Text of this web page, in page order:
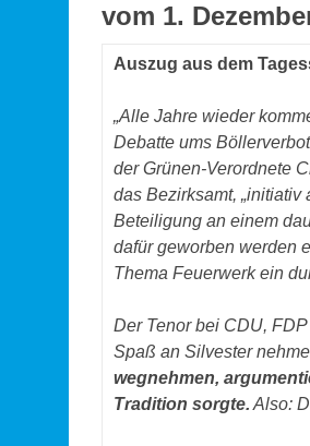
vom 1.
Auszug aus dem
„Alle Jahre wieder
Debatte ums
der Grünen-Verordnete
das Bezirksamt,
Beteiligung an einem
dafür geworben werden
Thema Feuerwerk ein
Der Tenor bei CDU,
Spaß an Silvester
wegnehmen,
Tradition sorgte. Also: